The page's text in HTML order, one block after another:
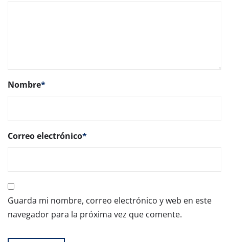
Nombre*
Correo electrónico*
Guarda mi nombre, correo electrónico y web en este
navegador para la próxima vez que comente.